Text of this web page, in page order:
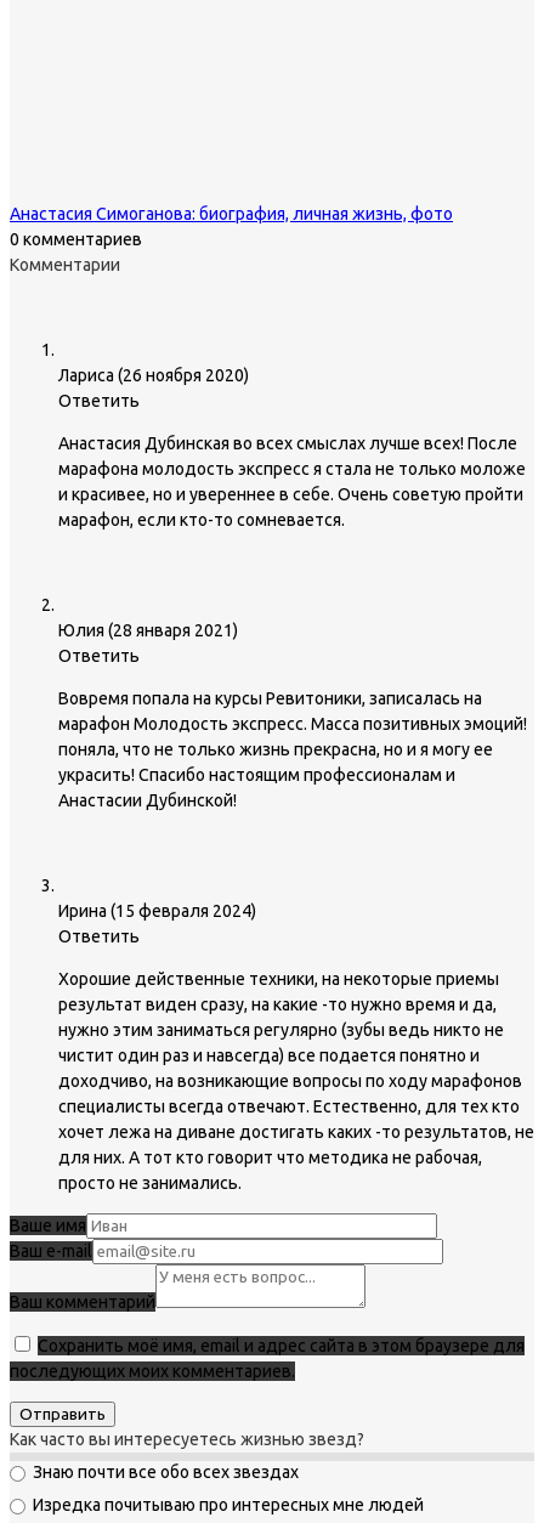
Анастасия Симоганова: биография, личная жизнь, фото
0 комментариев
Комментарии
Лариса (26 ноября 2020)
Ответить
Анастасия Дубинская во всех смыслах лучше всех! После
марафона молодость экспресс я стала не только моложе
и красивее, но и увереннее в себе. Очень советую пройти
марафон, если кто-то сомневается.
Юлия (28 января 2021)
Ответить
Вовремя попала на курсы Ревитоники, записалась на
марафон Молодость экспресс. Масса позитивных эмоций!
поняла, что не только жизнь прекрасна, но и я могу ее
украсить! Спасибо настоящим профессионалам и
Анастасии Дубинской!
Ирина (15 февраля 2024)
Ответить
Хорошие действенные техники, на некоторые приемы
результат виден сразу, на какие -то нужно время и да,
нужно этим заниматься регулярно (зубы ведь никто не
чистит один раз и навсегда) все подается понятно и
доходчиво, на возникающие вопросы по ходу марафонов
специалисты всегда отвечают. Естественно, для тех кто
хочет лежа на диване достигать каких -то результатов, не
для них. А тот кто говорит что методика не рабочая,
просто не занимались.
Ваше имя
Ваш e-mail
Ваш комментарий
Сохранить моё имя, email и адрес сайта в этом браузере для
последующих моих комментариев.
Как часто вы интересуетесь жизнью звезд?
Знаю почти все обо всех звездах
Изредка почитываю про интересных мне людей